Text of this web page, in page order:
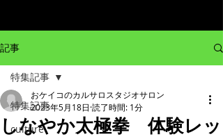
記事
特集記事
culture
特集記事
しなやか太極拳 体験レッ
おケイコのカルサロスタジオサロン
2023年5月18日 読了時間: 1分